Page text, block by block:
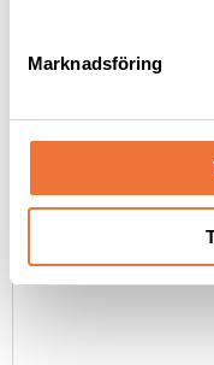
Marknadsföring
Senaste